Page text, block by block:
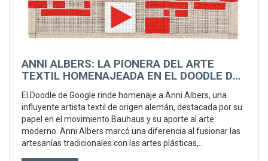
ANNI ALBERS: LA PIONERA DEL ARTE
TEXTIL HOMENAJEADA EN EL DOODLE DE
El Doodle de Google rinde homenaje a Anni Albers, una
influyente artista textil de origen alemán, destacada por su
papel en el movimiento Bauhaus y su aporte al arte
moderno. Anni Albers marcó una diferencia al fusionar las
artesanías tradicionales con las artes plásticas,